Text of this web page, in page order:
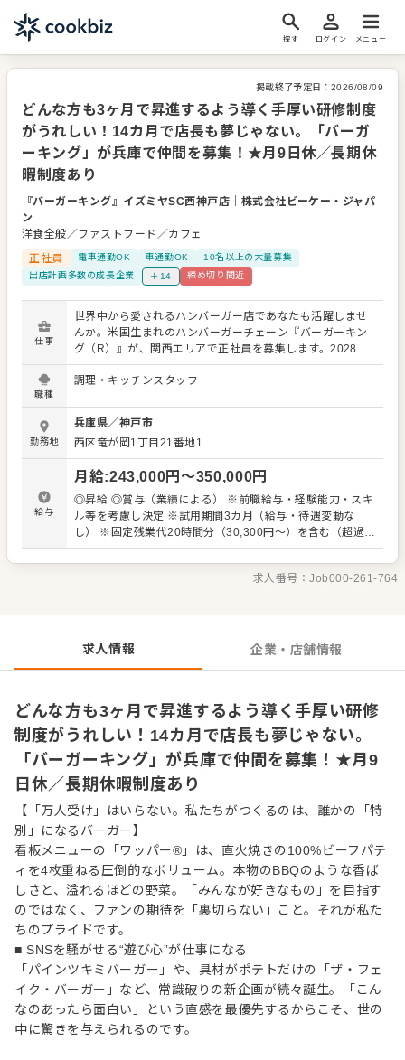
探す ログイン メニュー
掲載終了予定日： 2026/08/09
どんな方も3ヶ月で昇進するよう導く手厚い研修制度
がうれしい！14カ月で店長も夢じゃない。「バーガ
ーキング」が兵庫で仲間を募集！★月9日休／長期休
暇制度あり
『バーガーキング』イズミヤSC西神戸店
株式会社ビーケー・ジャパ
ン
洋食全般／ファストフード／カフェ
正社員
電車通勤OK 車通勤OK
10名以上の大量募集
出店計画多数の成長企業
＋14 締め切り間近
仕事
世界中から愛されるハンバーガー店であなたも活躍しませ
んか。米国生まれのハンバーガーチェーン『バーガーキン
グ（R）』が、関西エリアで正社員を募集します。2028年
に国内600店をめざしており、現在、積極的に出店中。だ
からこそ、早期にキャリアアップできるのが大きな魅力で
大手チェーン店で働いたことがある方なら、即戦力として
採用します。もちろんアルバイト経験もOK。これまでバイ
トで培ってきたお客様への誠実な接客経験を活かして、
『バーガーキング（R）』でさらにご成長ください。まじめ
にコツコツと業務に向き合って下さる方は伸びしろ大！そ
んな先輩がたくさんいる職場です。 ▼▼仕事内容▼▼ ◎充
実の研修制度あり 入社後は、研修店舗で45日間の導入研修
を実施。実践を交えながら、ハンバーガーの作り方やオー
べるので、配属されてからスムーズに慣れていただけるは
ずです。未経験スタートの方でも安心です。 研修後、配属
ん、店舗運営支援やカスタマーサービス、本社管理部門な
どへの道も開かれています。
職種
調理・キッチンスタッフ
勤務地
兵庫県／神戸市
西区竜が岡1丁目21番地1
給与
月給:243,000円〜350,000円
◎昇給 ◎賞与（業績による） ※前職給与・経験能力・スキ
ル等を考慮し決定 ※試用期間3カ月（給与・待遇変動な
し） ※固定残業代20時間分（30,300円～）を含む（超過分
は1分単位にて支給） （キャリアステップごとの給与例）
◎店長までは進捗に応じて毎月昇進チャンスあり アシスタ
ントマネージャー：月給26万円～ シニアアシスタントマネ
ーシニアマネージャー：月給38.2万円～
求人番号：Job000-261-764
求人情報 企業・店舗情報
どんな方も3ヶ月で昇進するよう導く手厚い研修
制度がうれしい！14カ月で店長も夢じゃない。
「バーガーキング」が兵庫で仲間を募集！★月9
日休／長期休暇制度あり
【「万人受け」はいらない。私たちがつくるのは、誰かの「特
別」になるバーガー】
看板メニューの「ワッパー®」は、直火焼きの100%ビーフパテ
ィを4枚重ねる圧倒的なボリューム。本物のBBQのような香ば
しさと、溢れるほどの野菜。「みんなが好きなもの」を目指す
のではなく、ファンの期待を「裏切らない」こと。それが私た
ちのプライドです。
■ SNSを騒がせる“遊び心”が仕事になる
「パインツキミバーガー」や、具材がポテトだけの「ザ・フェ
イク・バーガー」など、常識破りの新企画が続々誕生。「こん
なのあったら面白い」という直感を最優先するからこそ、世の
中に驚きを与えられるのです。